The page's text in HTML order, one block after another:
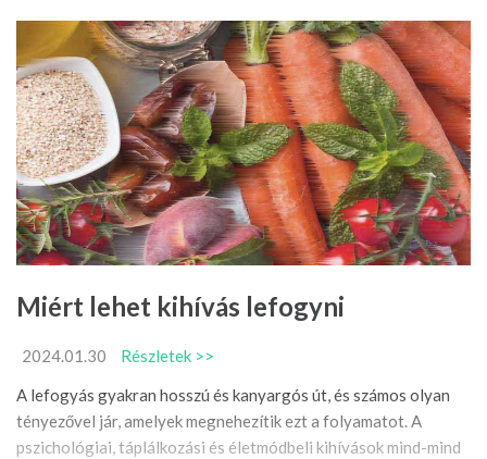
Miért lehet kihívás lefogyni
2024.01.30
Részletek >>
A lefogyás gyakran hosszú és kanyargós út, és számos olyan
tényezővel jár, amelyek megnehezítik ezt a folyamatot. A
pszichológiai, táplálkozási és életmódbeli kihívások mind-mind